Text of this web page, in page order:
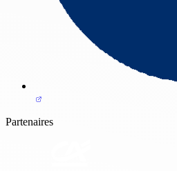
Partenaires